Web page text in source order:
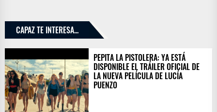
CAPAZ TE INTERESA...
PEPITA LA PISTOLERA: YA ESTÁ
DISPONIBLE EL TRÁILER OFICIAL DE
LA NUEVA PELÍCULA DE LUCÍA
PUENZO